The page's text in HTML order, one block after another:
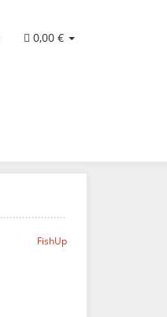
0,00 €
FishUp